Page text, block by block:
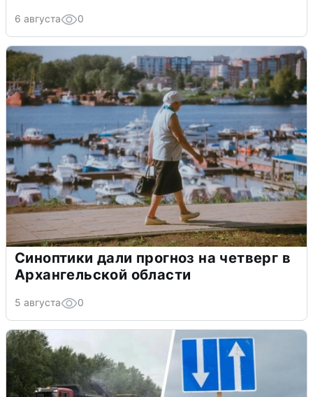
6 августа 0
Синоптики дали прогноз на четверг в
Архангельской области
5 августа 0